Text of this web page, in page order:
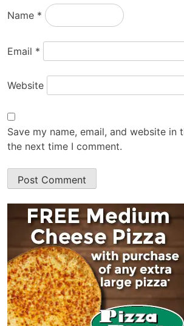
Name *
Email *
Website
Save my name, email, and website in
the next time I comment.